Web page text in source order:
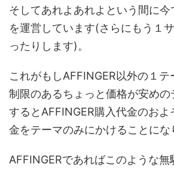
そしてあれよあれよという間に今
を運営しています(さらにもう１
ったりします)。
これがもしAFFINGER以外の１テ
制限のあるちょっと価格が安めの
するとAFFINGER購入代金のおよ
金をテーマのみにかけることにな
AFFINGERであればこのような